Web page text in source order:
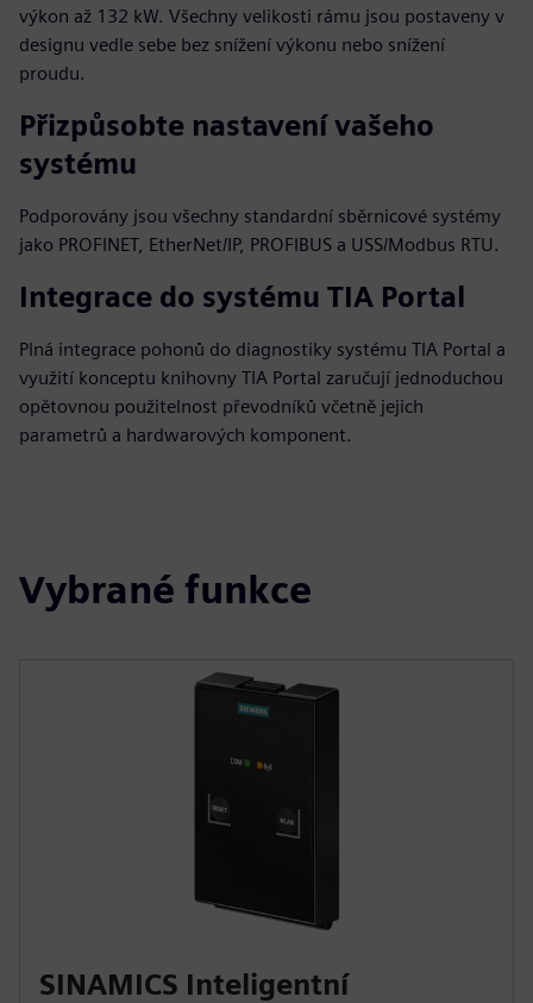
výkon až 132 kW. Všechny velikosti rámu jsou postaveny v
designu vedle sebe bez snížení výkonu nebo snížení
proudu.
Přizpůsobte nastavení vašeho
systému
Podporovány jsou všechny standardní sběrnicové systémy
jako PROFINET, EtherNet/IP, PROFIBUS a USS/Modbus RTU.
Integrace do systému TIA Portal
Plná integrace pohonů do diagnostiky systému TIA Portal a
využití konceptu knihovny TIA Portal zaručují jednoduchou
opětovnou použitelnost převodníků včetně jejich
parametrů a hardwarových komponent.
Vybrané funkce
SINAMICS Inteligentní